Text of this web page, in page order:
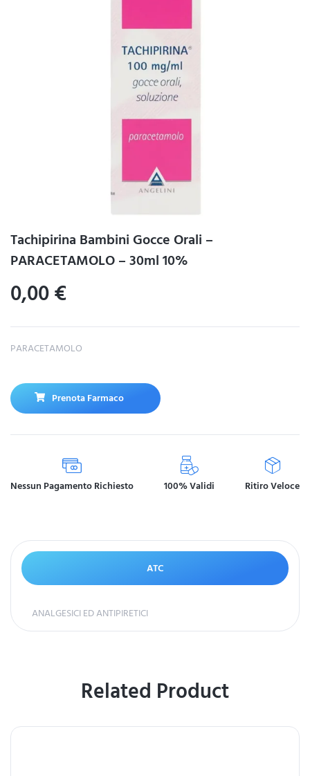
Tachipirina Bambini Gocce Orali –
PARACETAMOLO – 30ml 10%
0,00€
PARACETAMOLO
Prenota Farmaco
Nessun Pagamento Richiesto 100% Validi Ritiro Veloce
ATC
ANALGESICI ED ANTIPIRETICI
Related Product